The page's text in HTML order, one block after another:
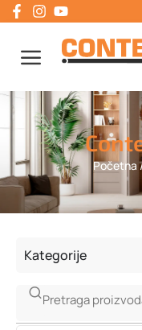
Početna
Kategorije